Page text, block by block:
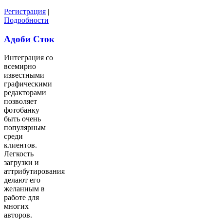
Регистрация |
Подробности
Адоби Сток
Интеграция со
всемирно
известными
графическими
редакторами
позволяет
фотобанку
быть очень
популярным
среди
клиентов.
Легкость
загрузки и
аттрибутирования
делают его
желанным в
работе для
многих
авторов.